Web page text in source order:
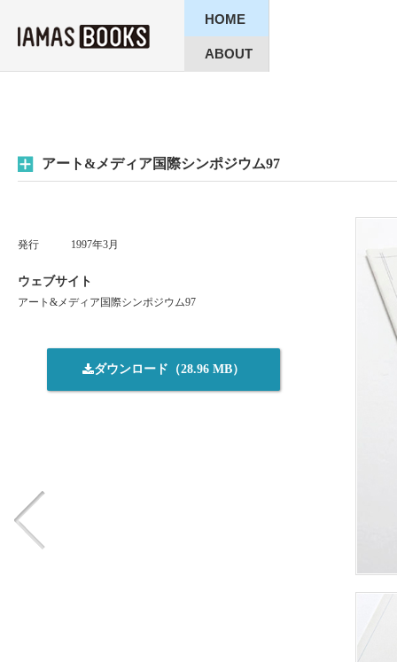
HOME
ABOUT
アート&メディア国際シンポジウム97
発行 1997年3月
ウェブサイト
アート&メディア国際シンポジウム97
ダウンロード（28.96 MB）